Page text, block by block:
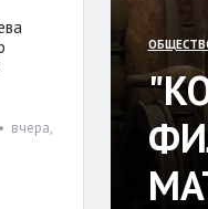
• вчера,